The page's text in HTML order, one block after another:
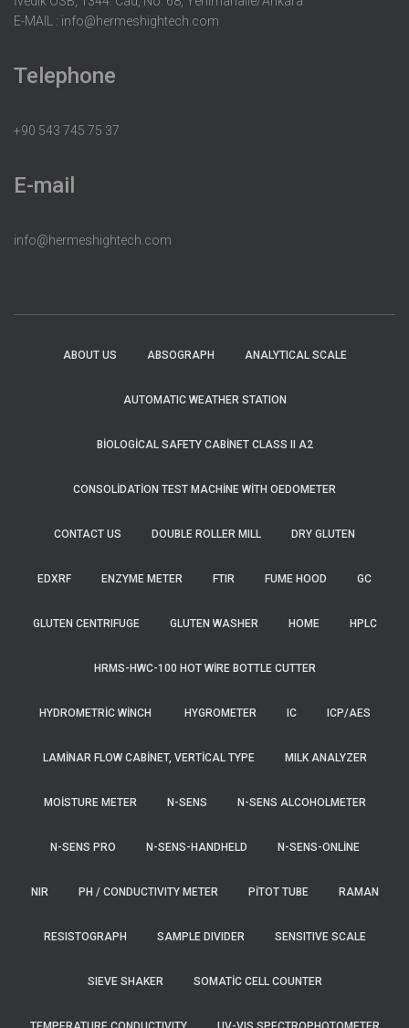
E-MAIL : info@hermeshightech.com
Telephone
+90 543 745 75 37
E-mail
info@hermeshightech.com
ABOUT US ABSOGRAPH ANALYTICAL SCALE
AUTOMATIC WEATHER STATION
BIOLOGICAL SAFETY CABINET CLASS II A2
CONSOLIDATION TEST MACHINE WITH OEDOMETER
CONTACT US DOUBLE ROLLER MILL DRY GLUTEN
EDXRF ENZYME METER FTIR FUME HOOD GC
GLUTEN CENTRIFUGE GLUTEN WASHER HOME HPLC
HRMS-HWC-100 HOT WIRE BOTTLE CUTTER
HYDROMETRIC WINCH HYGROMETER IC ICP/AES
LAMINAR FLOW CABINET, VERTICAL TYPE MILK ANALYZER
MOISTURE METER N-SENS N-SENS ALCOHOLMETER
N-SENS PRO N-SENS-HANDHELD N-SENS-ONLINE
NIR PH / CONDUCTIVITY METER PITOT TUBE RAMAN
RESISTOGRAPH SAMPLE DIVIDER SENSITIVE SCALE
SIEVE SHAKER SOMATIC CELL COUNTER